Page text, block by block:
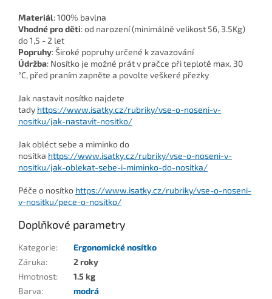
Materiál: 100% bavlna
Vhodné pro děti: od narození (minimálně velikost 56, 3.5Kg)
do 1,5 - 2 let
Popruhy: Široké popruhy určené k zavazování
Údržba: Nosítko je možné prát v pračce při teplotě max. 30
°C, před praním zapněte a povolte veškeré přezky
Jak nastavit nosítko najdete
tady https://www.isatky.cz/rubriky/vse-o-noseni-v-
nositku/jak-nastavit-nositko/
Jak obléct sebe a miminko do
nosítka https://www.isatky.cz/rubriky/vse-o-noseni-v-
nositku/jak-oblekat-sebe-i-miminko-do-nositka/
Péče o nosítko https://www.isatky.cz/rubriky/vse-o-noseni-
v-nositku/pece-o-nositko/
Doplňkové parametry
Kategorie:
Ergonomické nosítko
Záruka:
2 roky
Hmotnost:
1.5 kg
Barva:
modrá